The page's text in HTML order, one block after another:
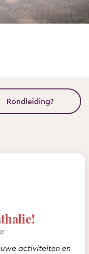
Rondleiding?
activiteiten en